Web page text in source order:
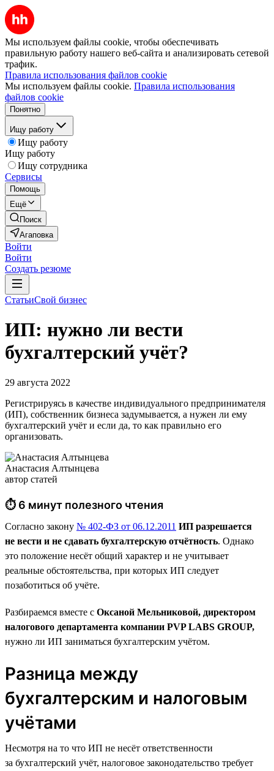
Мы используем файлы cookie, чтобы обеспечивать
правильную работу нашего веб-сайта и анализировать сетевой
трафик.
Правила использования файлов cookie
Мы используем файлы cookie. Правила использования
файлов cookie
Понятно
Ищу работу
Ищу работу
Ищу работу
Ищу сотрудника
Сервисы
Помощь
Ещё
Поиск
Агаповка
Войти
Войти
Создать резюме
СтатьиСвой бизнес
ИП: нужно ли вести
бухгалтерский учёт?
29 августа 2022
Регистрируясь в качестве индивидуального предпринимателя
(ИП), собственник бизнеса задумывается, а нужен ли ему
бухгалтерский учёт и если да, то как правильно его
организовать.
Анастасия Алтынцева
автор статей
⏱ 6 минут полезного чтения
Согласно закону № 402-ФЗ от 06.12.2011 ИП разрешается
не вести и не сдавать бухгалтерскую отчётность. Однако
это положение несёт общий характер и не учитывает
реальные обстоятельства, при которых ИП следует
позаботиться об учёте.
Разбираемся вместе с Оксаной Мельниковой, директором
налогового департамента компании PVP LABS GROUP,
нужно ли ИП заниматься бухгалтерским учётом.
Разница между
бухгалтерским и налоговым
учётами
Несмотря на то что ИП не несёт ответственности
за бухгалтерский учёт, налоговое законодательство требует